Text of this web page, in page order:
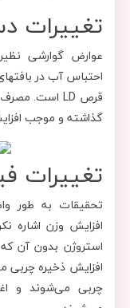
تغییرات
عوارض گوارشی
احتباس آب در
گذاشته و موجب
تغییرات
تحقیقات به طور
افزایش وزن اشاره
استروژن بدون آن
افزایش ذخیره
چربی می‌شوند و